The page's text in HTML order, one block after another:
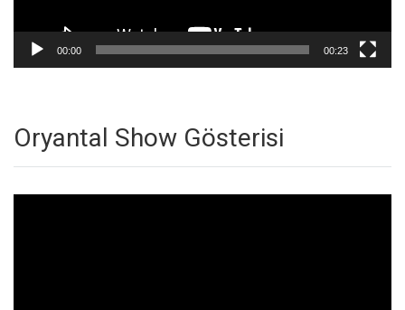
00:00 00:23
Oryantal Show Gösterisi